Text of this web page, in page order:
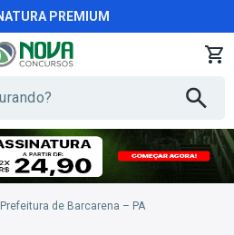
PREMIUM
de Barcarena – PA